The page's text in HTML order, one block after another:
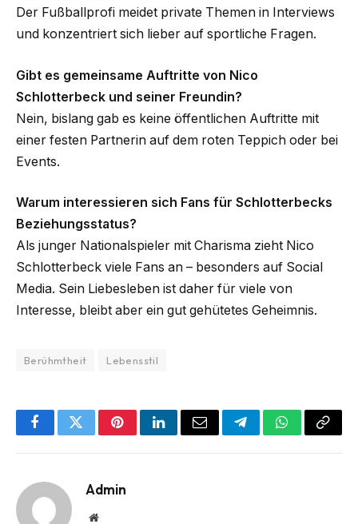
Der Fußballprofi meidet private Themen in Interviews
und konzentriert sich lieber auf sportliche Fragen.
Gibt es gemeinsame Auftritte von Nico
Schlotterbeck und seiner Freundin?
Nein, bislang gab es keine öffentlichen Auftritte mit
einer festen Partnerin auf dem roten Teppich oder bei
Events.
Warum interessieren sich Fans für Schlotterbecks
Beziehungsstatus?
Als junger Nationalspieler mit Charisma zieht Nico
Schlotterbeck viele Fans an – besonders auf Social
Media. Sein Liebesleben ist daher für viele von
Interesse, bleibt aber ein gut gehütetes Geheimnis.
Berühmtheit Lebensstil
FacebookTwitterPinterestLinkedInEmail TelegramWhatsApp
Copy
Admin
Website